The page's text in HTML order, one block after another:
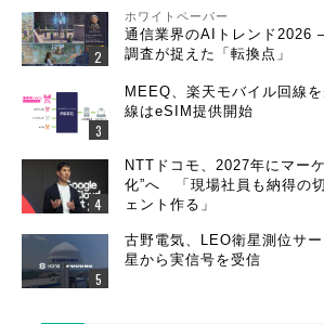
ホワイトペーパー
通信業界のAIトレンド2026
調査が捉えた「転換点」
MEEQ、楽天モバイル回線
線はeSIM提供開始
NTTドコモ、2027年にマー
化”へ 「現場社員も納得の
ェント作る」
古野電気、LEO衛星測位サ
星から実信号を受信